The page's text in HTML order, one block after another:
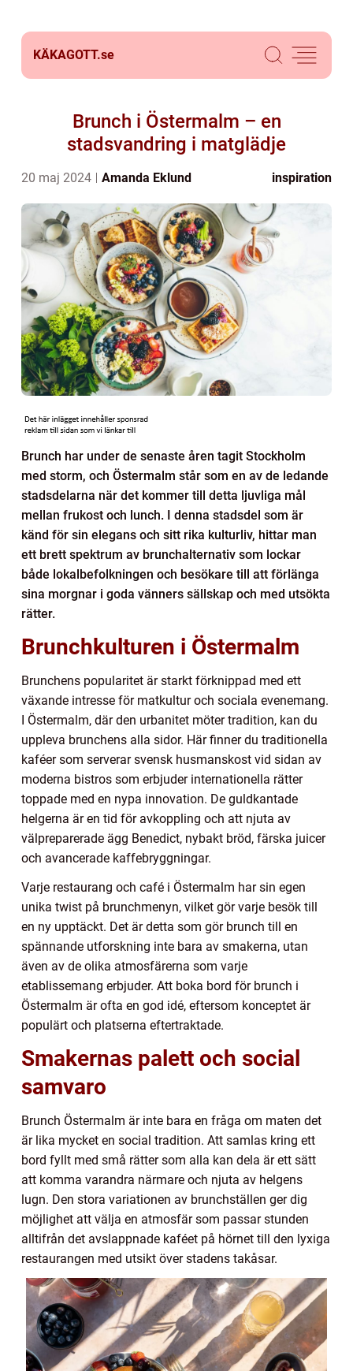
KÄKAGOTT.se
Brunch i Östermalm – en
stadsvandring i matglädje
20 maj 2024 Amanda Eklund inspiration
Brunch har under de senaste åren tagit Stockholm
med storm, och Östermalm står som en av de ledande
stadsdelarna när det kommer till detta ljuvliga mål
mellan frukost och lunch. I denna stadsdel som är
känd för sin elegans och sitt rika kulturliv, hittar man
ett brett spektrum av brunchalternativ som lockar
både lokalbefolkningen och besökare till att förlänga
sina morgnar i goda vänners sällskap och med utsökta
rätter.
Brunchkulturen i Östermalm
Brunchens popularitet är starkt förknippad med ett
växande intresse för matkultur och sociala evenemang.
I Östermalm, där den urbanitet möter tradition, kan du
uppleva brunchens alla sidor. Här finner du traditionella
kaféer som serverar svensk husmanskost vid sidan av
moderna bistros som erbjuder internationella rätter
toppade med en nypa innovation. De guldkantade
helgerna är en tid för avkoppling och att njuta av
välpreparerade ägg Benedict, nybakt bröd, färska juicer
och avancerade kaffebryggningar.
Varje restaurang och café i Östermalm har sin egen
unika twist på brunchmenyn, vilket gör varje besök till
en ny upptäckt. Det är detta som gör brunch till en
spännande utforskning inte bara av smakerna, utan
även av de olika atmosfärerna som varje
etablissemang erbjuder. Att boka bord för brunch i
Östermalm är ofta en god idé, eftersom konceptet är
populärt och platserna eftertraktade.
Smakernas palett och social
samvaro
Brunch Östermalm är inte bara en fråga om maten det
är lika mycket en social tradition. Att samlas kring ett
bord fyllt med små rätter som alla kan dela är ett sätt
att komma varandra närmare och njuta av helgens
lugn. Den stora variationen av brunchställen ger dig
möjlighet att välja en atmosfär som passar stunden
alltifrån det avslappnade kaféet på hörnet till den lyxiga
restaurangen med utsikt över stadens takåsar.